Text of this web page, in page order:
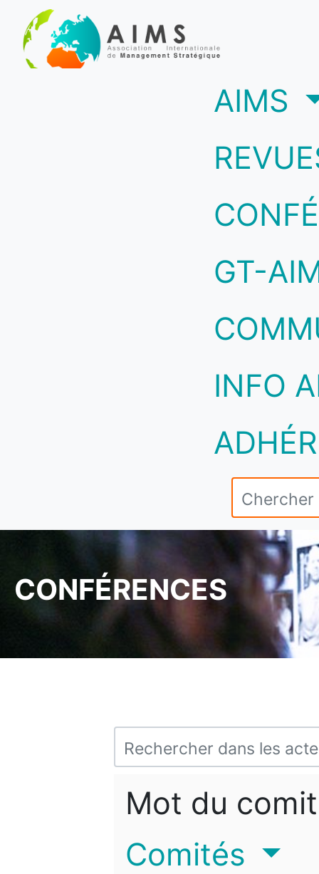
AIMS
GT-
INFO
CONFÉRENCES
Mot du
Comités